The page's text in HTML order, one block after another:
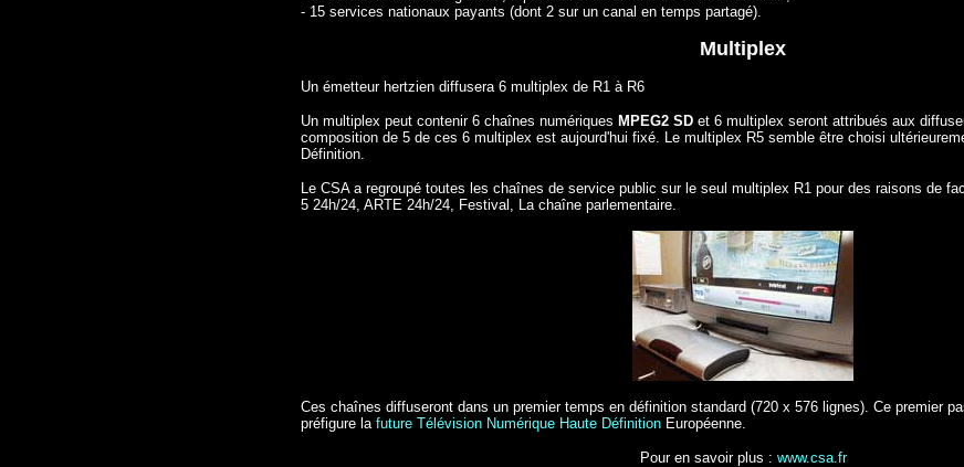
- 15 services nationaux payants (dont 2 sur un canal en temps partagé).
Multiplex
Un émetteur hertzien diffusera 6 multiplex de R1 à R6
Un multiplex peut contenir 6 chaînes numériques MPEG2 SD et 6 multiplex seront attribués aux
composition de 5 de ces 6 multiplex est aujourd'hui fixé. Le multiplex R5 semble être choisi
Définition.
Le CSA a regroupé toutes les chaînes de service public sur le seul multiplex R1 pour des raisons de
5 24h/24, ARTE 24h/24, Festival, La chaîne parlementaire.
Ces chaînes diffuseront dans un premier temps en définition standard (720 x 576 lignes). Ce premier
préfigure la future Télévision Numérique Haute Définition Européenne.
Pour en savoir plus : www.csa.fr